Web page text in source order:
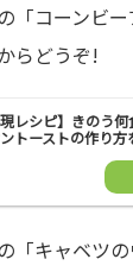
「コーンビ
らどうぞ!
現レシピ】きのう
トーストの作り
「キャベツ